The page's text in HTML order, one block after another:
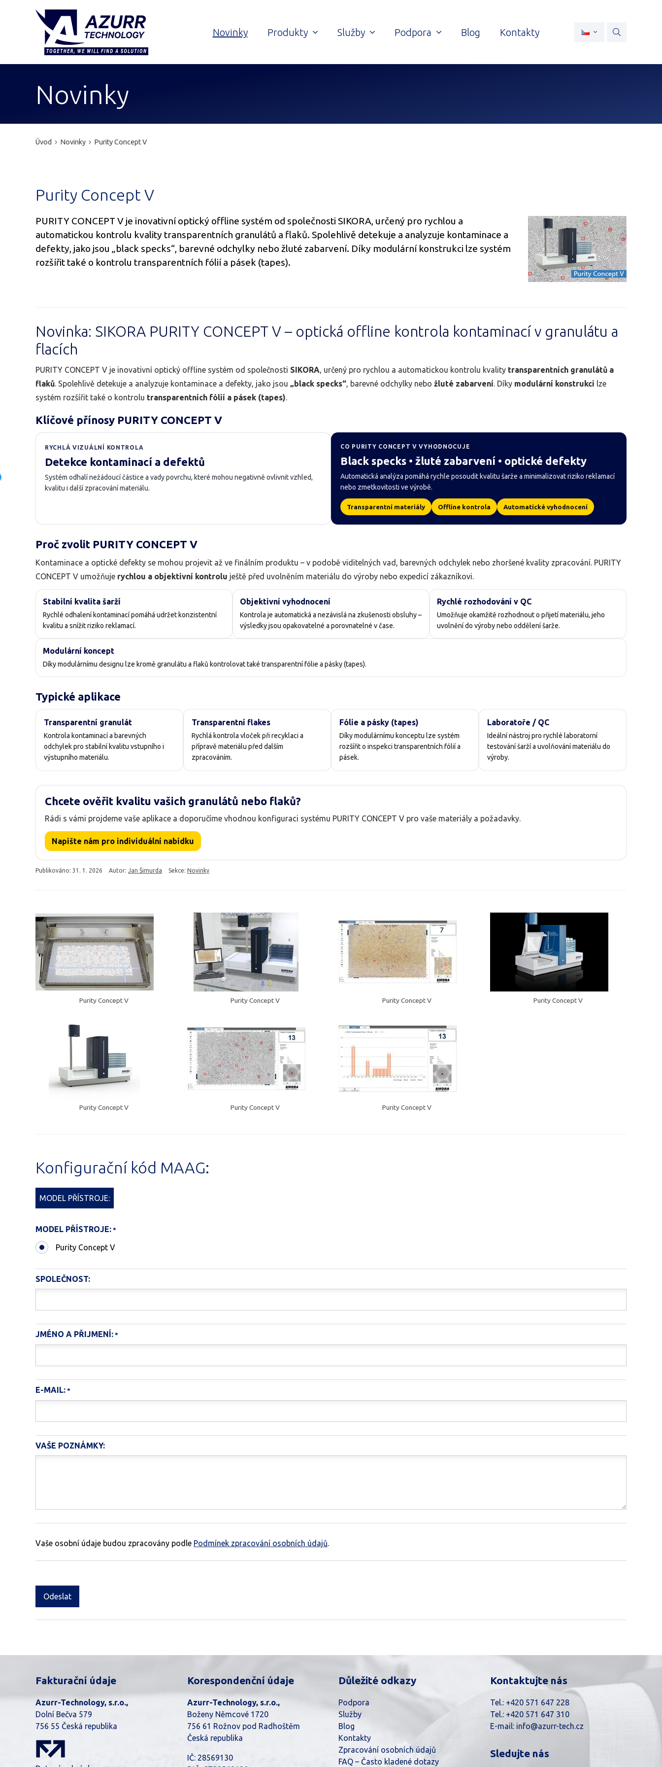
Novinky Produkty Služby Podpora Blog Kontakty
Novinky
Úvod Novinky Purity Concept V
Purity Concept V
PURITY CONCEPT V je inovativní optický offline systém od společnosti SIKORA, určený pro rychlou a
automatickou kontrolu kvality transparentních granulátů a flaků. Spolehlivě detekuje a analyzuje kontaminace a
defekty, jako jsou „black specks“, barevné odchylky nebo žluté zabarvení. Díky modulární konstrukci lze systém
rozšířit také o kontrolu transparentních fólií a pásek (tapes).
Novinka: SIKORA PURITY CONCEPT V – optická offline kontrola kontaminací v granulátu a
flacích
PURITY CONCEPT V je inovativní optický offline systém od společnosti SIKORA, určený pro rychlou a automatickou kontrolu kvality transparentních granulátů a
flaků. Spolehlivě detekuje a analyzuje kontaminace a defekty, jako jsou „black specks“, barevné odchylky nebo žluté zabarvení. Díky modulární konstrukci lze
systém rozšířit také o kontrolu transparentních fólií a pásek (tapes).
Klíčové přínosy PURITY CONCEPT V
RYCHLÁ VIZUÁLNÍ KONTROLA
Detekce kontaminací a defektů
Systém odhalí nežádoucí částice a vady povrchu, které mohou negativně ovlivnit vzhled,
kvalitu i další zpracování materiálu.
CO PURITY CONCEPT V VYHODNOCUJE
Black specks • žluté zabarvení • optické defekty
Automatická analýza pomáhá rychle posoudit kvalitu šarže a minimalizovat riziko reklamací
nebo zmetkovitosti ve výrobě.
Transparentní materiály Offline kontrola Automatické vyhodnocení
Proč zvolit PURITY CONCEPT V
Kontaminace a optické defekty se mohou projevit až ve finálním produktu – v podobě viditelných vad, barevných odchylek nebo zhoršené kvality zpracování. PURITY
CONCEPT V umožňuje rychlou a objektivní kontrolu ještě před uvolněním materiálu do výroby nebo expedicí zákazníkovi.
Stabilní kvalita šarží
Rychlé odhalení kontaminací pomáhá udržet konzistentní
kvalitu a snížit riziko reklamací.
Objektivní vyhodnocení
Kontrola je automatická a nezávislá na zkušenosti obsluhy –
výsledky jsou opakovatelné a porovnatelné v čase.
Rychlé rozhodování v QC
Umožňuje okamžitě rozhodnout o přijetí materiálu, jeho
uvolnění do výroby nebo oddělení šarže.
Modulární koncept
Díky modulárnímu designu lze kromě granulátu a flaků kontrolovat také transparentní fólie a pásky (tapes).
Typické aplikace
Transparentní granulát
Kontrola kontaminací a barevných
odchylek pro stabilní kvalitu vstupního i
výstupního materiálu.
Transparentní flakes
Rychlá kontrola vloček při recyklaci a
přípravě materiálu před dalším
zpracováním.
Fólie a pásky (tapes)
Díky modulárnímu konceptu lze systém
rozšířit o inspekci transparentních fólií a
pásek.
Laboratoře / QC
Ideální nástroj pro rychlé laboratorní
testování šarží a uvolňování materiálu do
výroby.
Chcete ověřit kvalitu vašich granulátů nebo flaků?
Rádi s vámi projdeme vaše aplikace a doporučíme vhodnou konfiguraci systému PURITY CONCEPT V pro vaše materiály a požadavky.
Napište nám pro individuální nabídku
Publikováno: 31. 1. 2026 Autor: Jan Šimurda Sekce: Novinky
Purity Concept V Purity Concept V Purity Concept V Purity Concept V
Purity Concept V Purity Concept V Purity Concept V
Konfigurační kód MAAG:
MODEL PŘÍSTROJE:
MODEL PŘÍSTROJE:
Purity Concept V
SPOLEČNOST:
JMÉNO A PŘIJMENÍ:
E-MAIL:
VAŠE POZNÁMKY:
Vaše osobní údaje budou zpracovány podle Podmínek zpracování osobních údajů.
Odeslat
Fakturační údaje
Azurr-Technology, s.r.o.,
Dolní Bečva 579
756 55 Česká republika
Korespondenční údaje
Azurr-Technology, s.r.o.,
Boženy Němcové 1720
756 61 Rožnov pod Radhoštěm
Česká republika
IČ: 28569130
Důležité odkazy
Podpora
Služby
Blog
Kontakty
Zpracování osobních údajů
FAQ – Často kladené dotazy
Kontaktujte nás
Tel.: +420 571 647 228
Tel.: +420 571 647 310
E-mail: info@azurr-tech.cz
Sledujte nás